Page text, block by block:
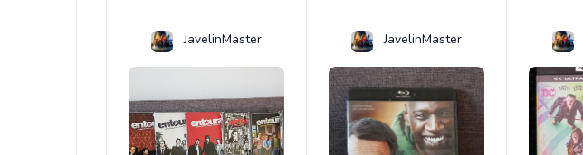
JavelinMaster JavelinMaster